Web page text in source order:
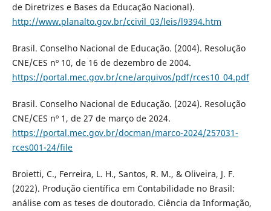
de Diretrizes e Bases da Educação Nacional).
http://www.planalto.gov.br/ccivil_03/leis/l9394.htm
Brasil. Conselho Nacional de Educação. (2004). Resolução
CNE/CES nº 10, de 16 de dezembro de 2004.
https://portal.mec.gov.br/cne/arquivos/pdf/rces10_04.pdf
Brasil. Conselho Nacional de Educação. (2024). Resolução
CNE/CES nº 1, de 27 de março de 2024.
https://portal.mec.gov.br/docman/marco-2024/257031-
rces001-24/file
Broietti, C., Ferreira, L. H., Santos, R. M., & Oliveira, J. F.
(2022). Produção científica em Contabilidade no Brasil:
análise com as teses de doutorado. Ciência da Informação,